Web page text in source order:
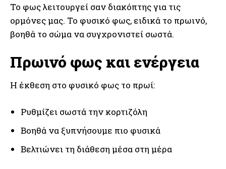
Το φως λειτουργεί σαν διακόπτης για τις
ορμόνες μας. Το φυσικό φως, ειδικά το πρωινό,
βοηθά το σώμα να συγχρονιστεί σωστά.
Πρωινό φως και ενέργεια
Η έκθεση στο φυσικό φως το πρωί:
Ρυθμίζει σωστά την κορτιζόλη
Βοηθά να ξυπνήσουμε πιο φυσικά
Βελτιώνει τη διάθεση μέσα στη μέρα